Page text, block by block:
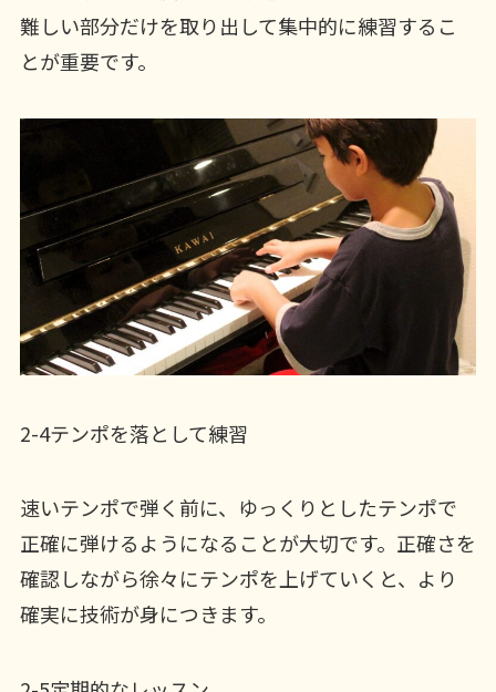
難しい部分だけを取り出して集中的に練習するこ
とが重要です。
2-4テンポを落として練習
速いテンポで弾く前に、ゆっくりとしたテンポで
正確に弾けるようになることが大切です。正確さを
確認しながら徐々にテンポを上げていくと、より
確実に技術が身につきます。